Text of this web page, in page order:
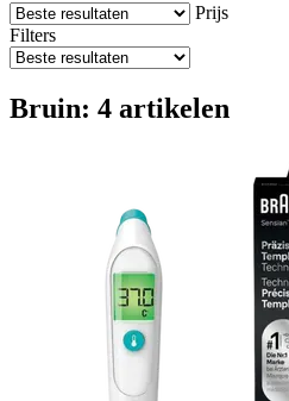
Prijs
Filters
Bruin: 4 artikelen